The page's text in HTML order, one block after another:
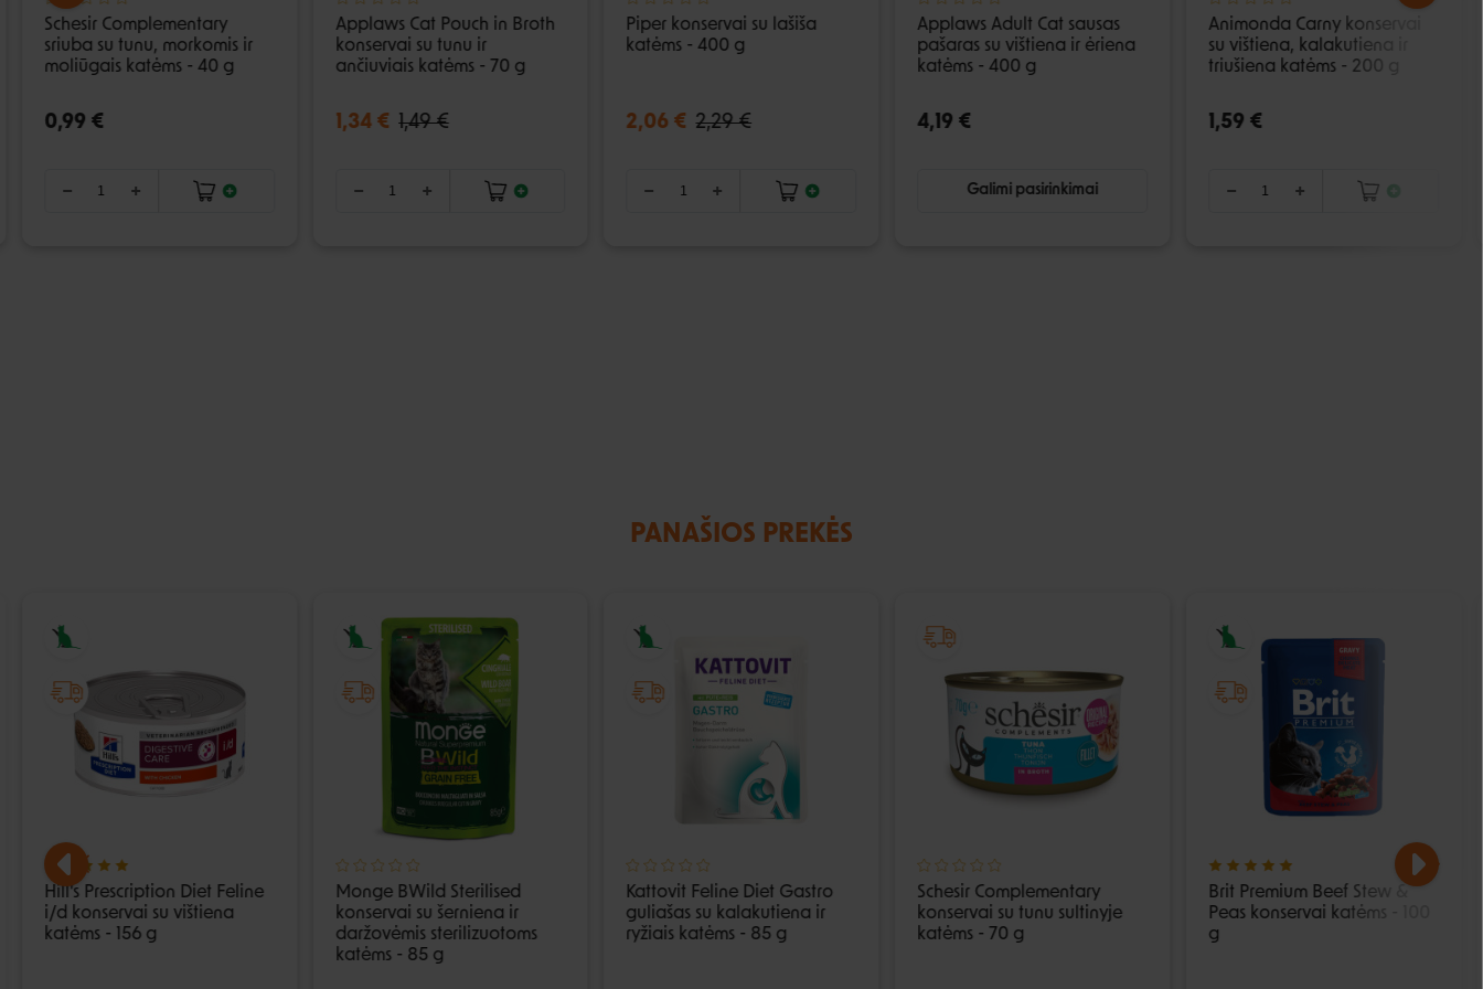
Schesir Complementary
sriuba su tunu, morkomis ir
moliūgais katėms - 40 g
0,99 €
Applaws Cat Pouch in Broth
konservai su tunu ir
ančiuviais katėms - 70 g
1,34 € 1,49 €
Piper konservai su lašiša
katėms - 400 g
2,06 € 2,29 €
Applaws Adult Cat sausas
pašaras su vištiena ir ėriena
katėms - 400 g
4,19 €
Galimi pasirinkimai
Animonda Carny konservai
su vištiena, kalakutiena ir
triušiena katėms - 200 g
1,59 €
PANAŠIOS PREKĖS
Hill's Prescription Diet Feline
i/d konservai su vištiena
katėms - 156 g
Monge BWild Sterilised
konservai su šerniena ir
daržovėmis sterilizuotoms
katėms - 85 g
Kattovit Feline Diet Gastro
guliašas su kalakutiena ir
ryžiais katėms - 85 g
Schesir Complementary
konservai su tunu sultinyje
katėms - 70 g
Brit Premium Beef Stew &
Peas konservai katėms - 100
g